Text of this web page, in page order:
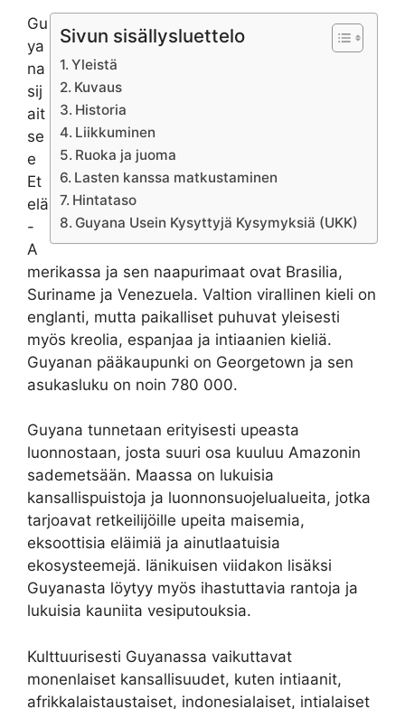
Sivun sisällysluettelo
Yleistä
Kuvaus
Historia
Liikkuminen
Ruoka ja juoma
Lasten kanssa matkustaminen
Hintataso
Guyana Usein Kysyttyjä Kysymyksiä (UKK)
Gu
ya
na
sij
ait
se
e
Et
elä
-
A
merikassa ja sen naapurimaat ovat Brasilia,
Suriname ja Venezuela. Valtion virallinen kieli on
englanti, mutta paikalliset puhuvat yleisesti
myös kreolia, espanjaa ja intiaanien kieliä.
Guyanan pääkaupunki on Georgetown ja sen
asukasluku on noin 780 000.
Guyana tunnetaan erityisesti upeasta
luonnostaan, josta suuri osa kuuluu Amazonin
sademetsään. Maassa on lukuisia
kansallispuistoja ja luonnonsuojelualueita, jotka
tarjoavat retkeilijöille upeita maisemia,
eksoottisia eläimiä ja ainutlaatuisia
ekosysteemejä. Iänikuisen viidakon lisäksi
Guyanasta löytyy myös ihastuttavia rantoja ja
lukuisia kauniita vesiputouksia.
Kulttuurisesti Guyanassa vaikuttavat
monenlaiset kansallisuudet, kuten intiaanit,
afrikkalaistaustaiset, indonesialaiset, intialaiset